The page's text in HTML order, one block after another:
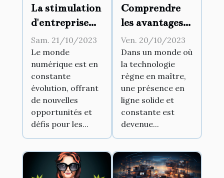
La stimulation
d'entreprise
par le biais des
réseaux
sociaux
Sam. 21/10/2023
Le monde
numérique est en
constante
évolution, offrant
de nouvelles
opportunités et
défis pour les...
Comprendre
les avantages
d'un
hébergement
web haute
performance
Ven. 20/10/2023
Dans un monde où
la technologie
règne en maître,
une présence en
ligne solide et
constante est
devenue...